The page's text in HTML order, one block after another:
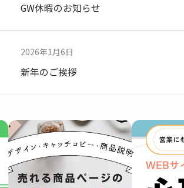
GW休暇のお知らせ
2026年1月6日
新年のご挨拶